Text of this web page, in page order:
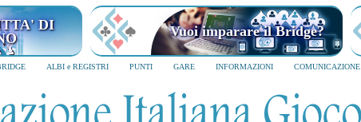
DI
Vuoi imparare il Bridge?
ALBI e REGISTRI PUNTI GARE INFORMAZIONI COMUNICAZIONE